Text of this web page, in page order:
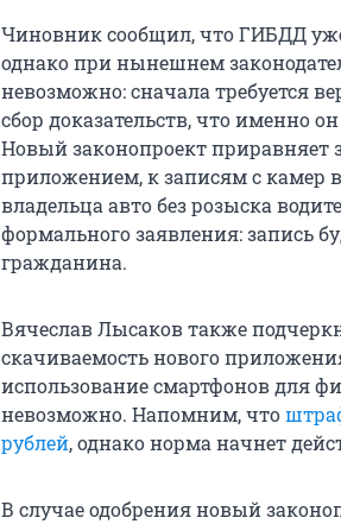
Чиновник сообщил, что ГИБДД
однако при нынешнем
невозможно: сначала требуется
сбор доказательств, что именно
Новый законопроект
приложением, к записям с камер
владельца авто без розыска
формального заявления: запись
гражданина.
Вячеслав Лысаков также
скачиваемость нового
использование смартфонов для
невозможно. Напомним, что
рублей, однако норма начнет
В случае одобрения новый